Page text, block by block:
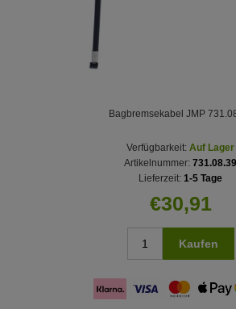
Bagbremsekabel JMP
Verfügbarkeit: Auf Lager
Artikelnummer: 731.08.39
Lieferzeit: 1-5 Tage
€30,91
Kaufen